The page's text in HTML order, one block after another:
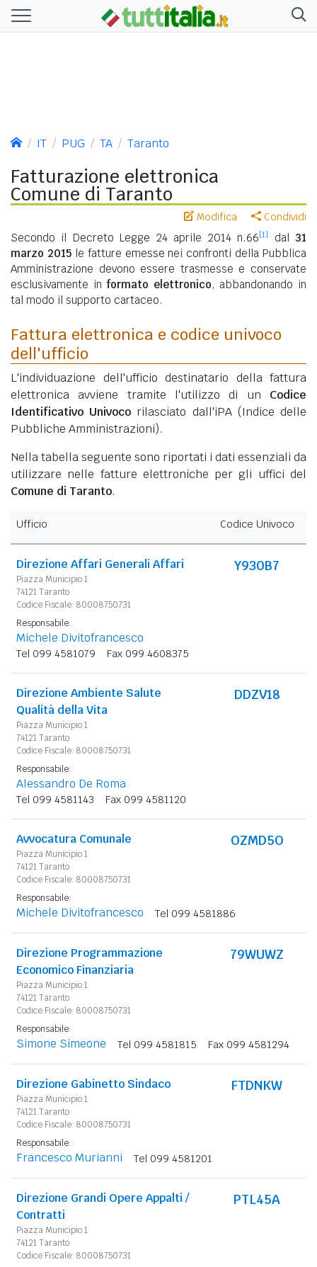
IT PUG TA Taranto
Fatturazione elettronica
Comune di Taranto
Modifica Condividi
Secondo il Decreto Legge 24 aprile 2014 n.66[1] dal 31
marzo 2015le fatture emesse nei confronti della Pubblica
Amministrazione devono essere trasmesse e conservate
esclusivamente in formato elettronico, abbandonando in
tal modo il supporto cartaceo.
Fattura elettronica e codice univoco
dell'ufficio
L'individuazione dell'ufficio destinatario della fattura
elettronica avviene tramite l'utilizzo di un Codice
Identificativo Univoco rilasciato dall'iPA (Indice delle
Pubbliche Amministrazioni).
Nella tabella seguente sono riportati i dati essenziali da
utilizzare nelle fatture elettroniche per gli uffici del
Comune di Taranto.
Ufficio Codice Univoco
Direzione Affari Generali Affari
Piazza Municipio 1
74121 Taranto
Codice Fiscale: 80008750731
Y930B7
Responsabile:
Michele Divitofrancesco
Tel 099 4581079 Fax 099 4608375
Direzione Ambiente Salute
Qualità della Vita
Piazza Municipio 1
74121 Taranto
Codice Fiscale: 80008750731
DDZV18
Responsabile:
Alessandro De Roma
Tel 099 4581143 Fax 099 4581120
Avvocatura Comunale
Piazza Municipio 1
74121 Taranto
Codice Fiscale: 80008750731
OZMD5O
Responsabile:
Michele Divitofrancesco Tel 099 4581886
Direzione Programmazione
Economico Finanziaria
Piazza Municipio 1
74121 Taranto
Codice Fiscale: 80008750731
79WUWZ
Responsabile:
Simone Simeone Tel 099 4581815 Fax 099 4581294
Direzione Gabinetto Sindaco
Piazza Municipio 1
74121 Taranto
Codice Fiscale: 80008750731
FTDNKW
Responsabile:
Francesco Murianni Tel 099 4581201
Direzione Grandi Opere Appalti /
Contratti
Piazza Municipio 1
74121 Taranto
Codice Fiscale: 80008750731
PTL45A